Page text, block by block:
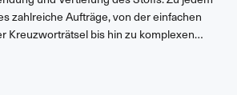
zahlreiche Aufträge, von der einfachen
Kreuzworträtsel bis hin zu komplexen